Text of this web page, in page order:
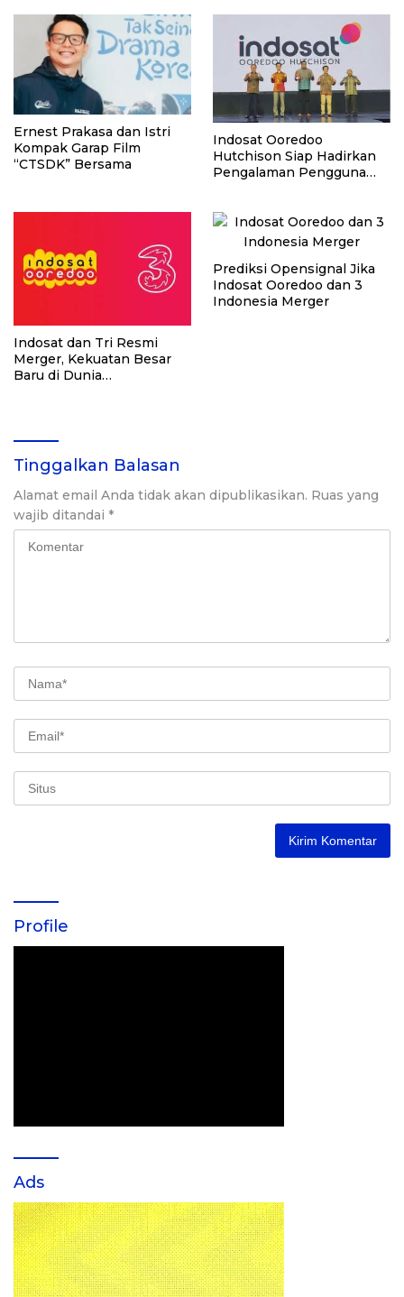
Ernest Prakasa dan Istri
Kompak Garap Film
“CTSDK” Bersama
Indosat Ooredoo
Hutchison Siap Hadirkan
Pengalaman Pengguna
Indosat dan Tri Resmi
Merger, Kekuatan Besar
Baru di Dunia
Prediksi Opensignal Jika
Indosat Ooredoo dan 3
Indonesia Merger
Tinggalkan Balasan
Alamat email Anda tidak akan dipublikasikan. Ruas yang
wajib ditandai *
Profile
Ads